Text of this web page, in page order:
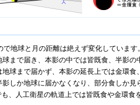
で地球と月の距離は絶えず変化しています。
まで届き、本影の中では皆既食、半影
球まで届かず、本影の延長上では金環
しか地球に届かなくなり、部分食しか
、人工衛星の軌道上では皆既食や金環食